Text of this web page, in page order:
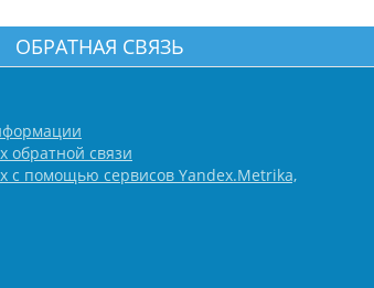
ОБРАТНАЯ СВЯЗЬ
обратной связи
с помощью сервисов Yandex.Metrika,